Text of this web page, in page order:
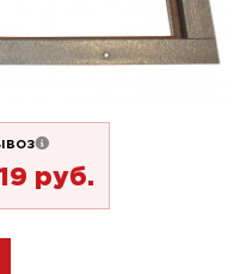
pуб.